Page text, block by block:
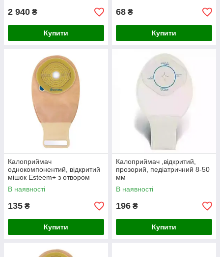
2 940 ₴
Купити
68 ₴
Купити
Калоприймач
однокомпонентий, відкритий
мішок Esteem+ з отвором
InvisiClose, прозорий, 20-70
mm
В наявності
135 ₴
Купити
Калоприймач ,відкритий,
прозорий, педіатричний 8-50
мм
В наявності
196 ₴
Купити